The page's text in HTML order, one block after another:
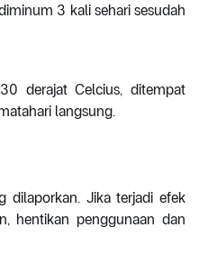
3 kali sehari sesudah
derajat Celcius, ditempat
langsung.
dilaporkan. Jika terjadi efek
hentikan penggunaan dan